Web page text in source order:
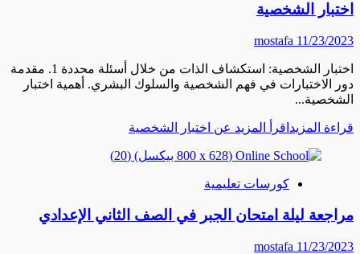
اختبار الشخصية
mostafa 11/23/2023
اختبار الشخصية: استكشاف الذات من خلال أسئلة محددة 1. مقدمة
دور الاختبارات في فهم الشخصية والسلوك البشري. أهمية اختبار
الشخصية...
قراءة المزيد اقرأ المزيد عن اختبار الشخصية
كورسات تعليمية
مراجعة ليلة امتحان الجبر في الصف الثاني الإعدادي
mostafa 11/23/2023